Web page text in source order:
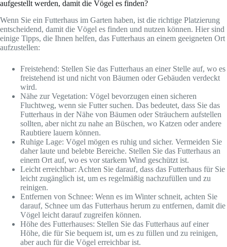
aufgestellt werden, damit die Vögel es finden?
Wenn Sie ein Futterhaus im Garten haben, ist die richtige Platzierung
entscheidend, damit die Vögel es finden und nutzen können. Hier sind
einige Tipps, die Ihnen helfen, das Futterhaus an einem geeigneten Ort
aufzustellen:
Freistehend: Stellen Sie das Futterhaus an einer Stelle auf, wo es
freistehend ist und nicht von Bäumen oder Gebäuden verdeckt
wird.
Nähe zur Vegetation: Vögel bevorzugen einen sicheren
Fluchtweg, wenn sie Futter suchen. Das bedeutet, dass Sie das
Futterhaus in der Nähe von Bäumen oder Sträuchern aufstellen
sollten, aber nicht zu nahe an Büschen, wo Katzen oder andere
Raubtiere lauern können.
Ruhige Lage: Vögel mögen es ruhig und sicher. Vermeiden Sie
daher laute und belebte Bereiche. Stellen Sie das Futterhaus an
einem Ort auf, wo es vor starkem Wind geschützt ist.
Leicht erreichbar: Achten Sie darauf, dass das Futterhaus für Sie
leicht zugänglich ist, um es regelmäßig nachzufüllen und zu
reinigen.
Entfernen von Schnee: Wenn es im Winter schneit, achten Sie
darauf, Schnee um das Futterhaus herum zu entfernen, damit die
Vögel leicht darauf zugreifen können.
Höhe des Futterhauses: Stellen Sie das Futterhaus auf einer
Höhe, die für Sie bequem ist, um es zu füllen und zu reinigen,
aber auch für die Vögel erreichbar ist.